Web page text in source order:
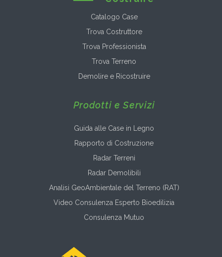
Catalogo Case
Trova Costruttore
Trova Professionista
Trova Terreno
Demolire e Ricostruire
Prodotti e Servizi
Guida alle Case in Legno
Rapporto di Costruzione
Radar Terreni
Radar Demolibili
Analisi GeoAmbientale del Terreno (RAT)
Video Consulenza Esperto Bioedilizia
Consulenza Mutuo